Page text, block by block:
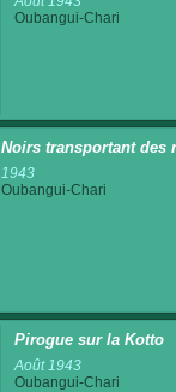
Oubangui-Chari
Noirs transportant des
1943
Oubangui-Chari
Pirogue sur la Kotto
Août 1943
Oubangui-Chari